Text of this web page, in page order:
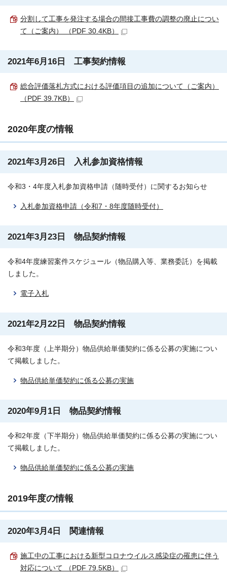
分割して工事を発注する場合の間接工事費の調整の廃止につい
て（ご案内） （PDF 30.4KB）
2021年6月16日 工事契約情報
総合評価落札方式における評価項目の追加について（ご案内）
（PDF 39.7KB）
2020年度の情報
2021年3月26日 入札参加資格情報
令和3・4年度入札参加資格申請（随時受付）に関するお知らせ
入札参加資格申請（令和7・8年度随時受付）
2021年3月23日 物品契約情報
令和4年度練習案件スケジュール（物品購入等、業務委託）を掲載
しました。
電子入札
2021年2月22日 物品契約情報
令和3年度（上半期分）物品供給単価契約に係る公募の実施につい
て掲載しました。
物品供給単価契約に係る公募の実施
2020年9月1日 物品契約情報
令和2年度（下半期分）物品供給単価契約に係る公募の実施につい
て掲載しました。
物品供給単価契約に係る公募の実施
2019年度の情報
2020年3月4日 関連情報
施工中の工事における新型コロナウイルス感染症の罹患に伴う
対応について （PDF 79.5KB）